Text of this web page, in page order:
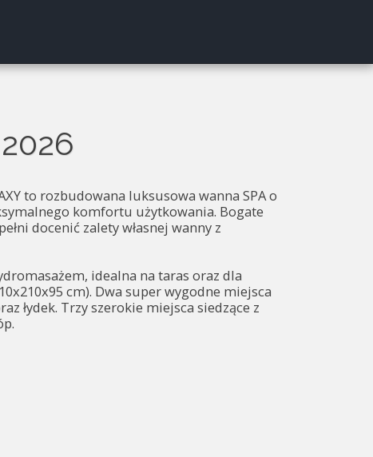
to rozbudowana luksusowa wanna SPA o
komfortu użytkowania. Bogate
docenić zalety własnej wanny z
idealna na taras oraz dla
cm). Dwa super wygodne miejsca
łydek. Trzy szerokie miejsca siedzące z